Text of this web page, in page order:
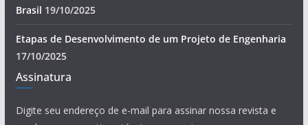
Brasil 19/10/2025
Etapas de Desenvolvimento de um Projeto de Engenharia
17/10/2025
Assinatura
Digite seu endereço de e-mail para assinar nossa revista e